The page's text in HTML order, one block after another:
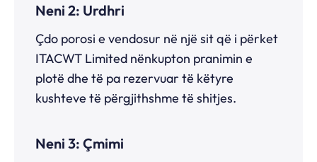
Neni 2: Urdhri
Çdo porosi e vendosur në një sit që i përket
ITACWT Limited nënkupton pranimin e
plotë dhe të pa rezervuar të këtyre
kushteve të përgjithshme të shitjes.
Neni 3: Çmimi